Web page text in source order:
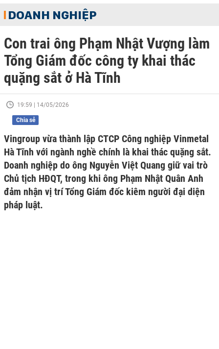
DOANH NGHIỆP
Con trai ông Phạm Nhật Vượng làm
Tổng Giám đốc công ty khai thác
quặng sắt ở Hà Tĩnh
19:59 | 14/05/2026
Chia sẻ
Vingroup vừa thành lập CTCP Công nghiệp Vinmetal
Hà Tĩnh với ngành nghề chính là khai thác quặng sắt.
Doanh nghiệp do ông Nguyễn Việt Quang giữ vai trò
Chủ tịch HĐQT, trong khi ông Phạm Nhật Quân Anh
đảm nhận vị trí Tổng Giám đốc kiêm người đại diện
pháp luật.